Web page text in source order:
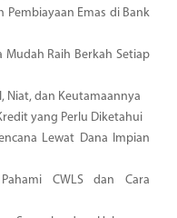
Pembiayaan Emas di Bank
Mudah Raih Berkah Setiap
Niat, dan Keutamaannya
yang Perlu Diketahui
Lewat Dana Impian
CWLS dan Cara